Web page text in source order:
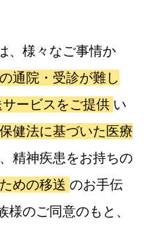
、様々なご事情か
通院・受診が難し
ービスをご提供 い
健法に基づいた医療
精神疾患をお持ちの
めの移送 のお手伝
様のご同意のもと、